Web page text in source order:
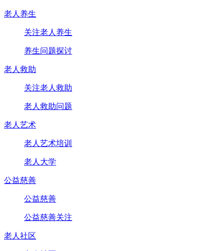
老人养生
关注老人养生
养生问题探讨
老人救助
关注老人救助
老人救助问题
老人艺术
老人艺术培训
老人大学
公益慈善
公益慈善
公益慈善关注
老人社区